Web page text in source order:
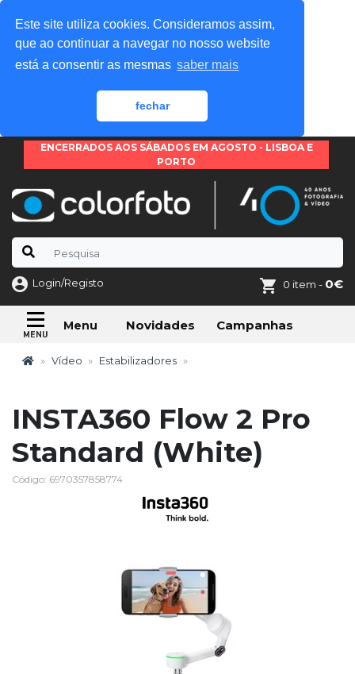
Este site utiliza cookies. Consideramos assim,
que ao continuar a navegar no nosso website
está a consentir as mesmas saber mais
fechar
ENCERRADOS AOS SÁBADOS EM AGOSTO - LISBOA E
PORTO
Login/Registo 0 item - 0€
Menu Novidades Campanhas
Vídeo Estabilizadores
INSTA360 Flow 2 Pro
Standard (White)
Código: 6970357858774